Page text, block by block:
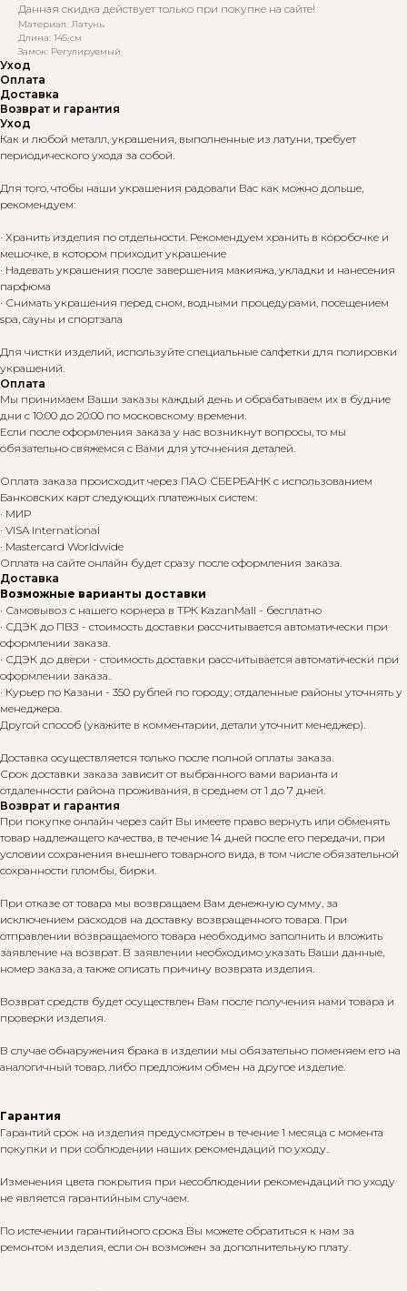
Данная скидка действует только при покупке на сайте!
Материал: Латунь
Длина: 145 см
Замок: Регулируемый
Уход
Оплата
Доставка
Возврат и гарантия
Уход
Как и любой металл, украшения, выполненные из латуни, требует
периодического ухода за собой.
Для того, чтобы наши украшения радовали Вас как можно дольше,
рекомендуем:
· Хранить изделия по отдельности. Рекомендуем хранить в коробочке и
мешочке, в котором приходит украшение
· Надевать украшения после завершения макияжа, укладки и нанесения
парфюма
· Снимать украшения перед сном, водными процедурами, посещением
spa, сауны и спортзала
Для чистки изделий, используйте специальные салфетки для полировки
украшений.
Оплата
Мы принимаем Ваши заказы каждый день и обрабатываем их в будние
дни с 10:00 до 20:00 по московскому времени.
Если после оформления заказа у нас возникнут вопросы, то мы
обязательно свяжемся с Вами для уточнения деталей.
Оплата заказа происходит через ПАО СБЕРБАНК с использованием
Банковских карт следующих платежных систем:
· МИР
· VISA International
· Mastercard Worldwide
Оплата на сайте онлайн будет сразу после оформления заказа.
Доставка
Возможные варианты доставки
· Самовывоз с нашего корнера в ТРК KazanMall - бесплатно
· СДЭК до ПВЗ - стоимость доставки рассчитывается автоматически при
оформлении заказа.
· СДЭК до двери - стоимость доставки рассчитывается автоматически при
оформлении заказа.
· Курьер по Казани - 350 рублей по городу; отдаленные районы уточнять у
менеджера.
Другой способ (укажите в комментарии, детали уточнит менеджер).
Доставка осуществляется только после полной оплаты заказа.
Срок доставки заказа зависит от выбранного вами варианта и
отдаленности района проживания, в среднем от 1 до 7 дней.
Возврат и гарантия
При покупке онлайн через сайт Вы имеете право вернуть или обменять
товар надлежащего качества, в течение 14 дней после его передачи, при
условии сохранения внешнего товарного вида, в том числе обязательной
сохранности пломбы, бирки.
При отказе от товара мы возвращаем Вам денежную сумму, за
исключением расходов на доставку возвращенного товара. При
отправлении возвращаемого товара необходимо заполнить и вложить
заявление на возврат. В заявлении необходимо указать Ваши данные,
номер заказа, а также описать причину возврата изделия.
Возврат средств будет осуществлен Вам после получения нами товара и
проверки изделия.
В случае обнаружения брака в изделии мы обязательно поменяем его на
аналогичный товар, либо предложим обмен на другое изделие.
Гарантия
Гарантий срок на изделия предусмотрен в течение 1 месяца с момента
покупки и при соблюдении наших рекомендаций по уходу.
Изменения цвета покрытия при несоблюдении рекомендаций по уходу
не является гарантийным случаем.
По истечении гарантийного срока Вы можете обратиться к нам за
ремонтом изделия, если он возможен за дополнительную плату.